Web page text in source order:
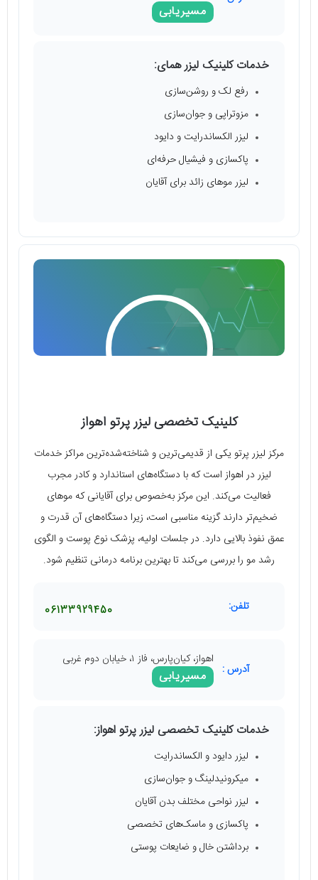
مسیریابی
خدمات کلینیک لیزر همای:
رفع لک و روشن‌سازی
مزوتراپی و جوان‌سازی
لیزر الکساندرایت و دایود
پاکسازی و فیشیال حرفه‌ای
لیزر موهای زائد برای آقایان
کلینیک تخصصی لیزر پرتو اهواز
مرکز لیزر پرتو یکی از قدیمی‌ترین و شناخته‌شده‌ترین مراکز خدمات
لیزر در اهواز است که با دستگاه‌های استاندارد و کادر مجرب
فعالیت می‌کند. این مرکز به‌خصوص برای آقایانی که موهای
ضخیم‌تر دارند گزینه مناسبی است، زیرا دستگاه‌های آن قدرت و
عمق نفوذ بالایی دارد. در جلسات اولیه، پزشک نوع پوست و الگوی
رشد مو را بررسی می‌کند تا بهترین برنامه درمانی تنظیم شود.
تلفن: 06133929450
آدرس :
اهواز، کیان‌پارس، فاز ۱، خیابان دوم غربی
مسیریابی
خدمات کلینیک تخصصی لیزر پرتو اهواز:
لیزر دایود و الکساندرایت
میکرونیدلینگ و جوان‌سازی
لیزر نواحی مختلف بدن آقایان
پاکسازی و ماسک‌های تخصصی
برداشتن خال و ضایعات پوستی